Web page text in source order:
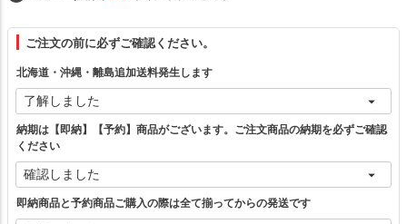
ベージュ×ブラック カートに入れる
イエロー×グレー カートに入れる
ご注文の前に必ずご確認ください。
北海道・沖縄・離島追加送料発生します
納期は【即納】【予約】商品がございます。ご注文商品の納期を必ずご確認
ください
即納商品と予約商品ご購入の際は全て揃ってからの発送です